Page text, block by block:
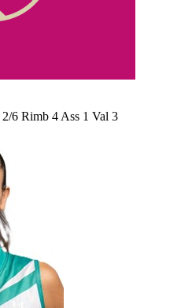
2/6 Rimb 4 Ass 1 Val 3